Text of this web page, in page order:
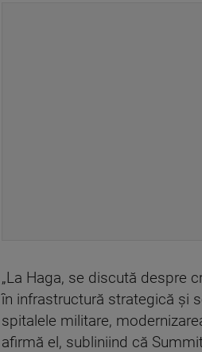
„La Haga, se discută despre
în infrastructură strategică şi
spitalele militare,
afirmă el, subliniind că